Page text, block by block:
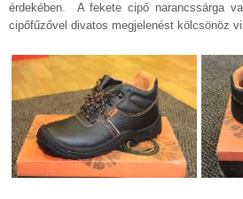
érdekében. A fekete cipő narancssárga
cipőfűzővel divatos megjelenést kölcsönöz